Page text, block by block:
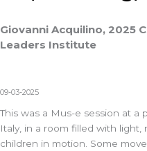
Giovanni Acquilino, 2025
Leaders Institute
09-03-2025
This was a Mus-e session at a
Italy, in a room filled with
children in motion. Some